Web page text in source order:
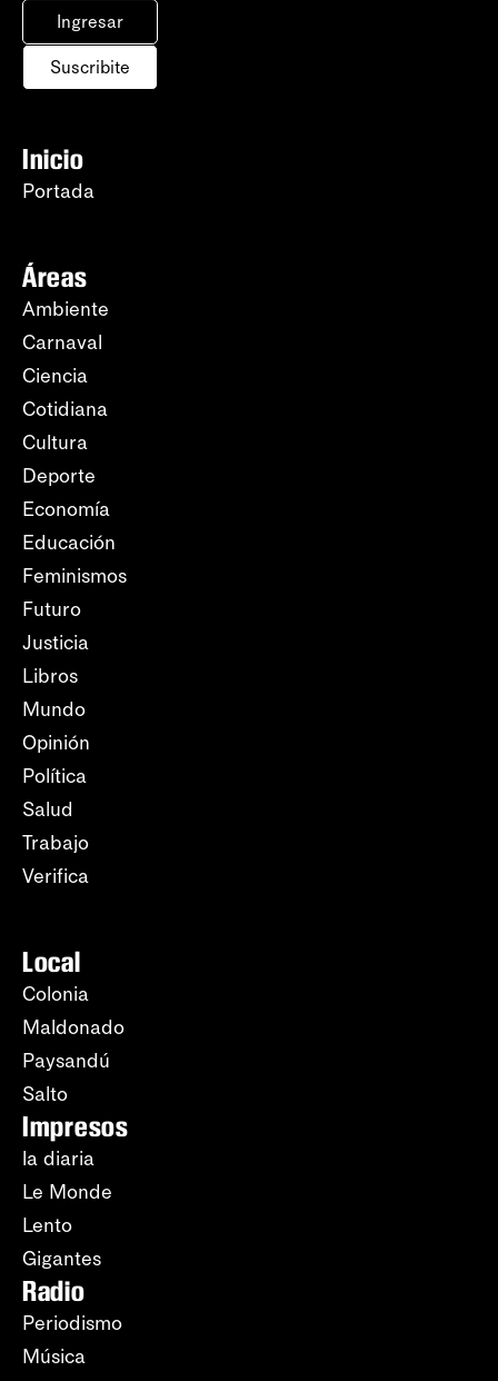
Ingresar
Suscribite
Inicio
Portada
Áreas
Ambiente
Carnaval
Ciencia
Cotidiana
Cultura
Deporte
Economía
Educación
Feminismos
Futuro
Justicia
Libros
Mundo
Opinión
Política
Salud
Trabajo
Verifica
Local
Colonia
Maldonado
Paysandú
Salto
Impresos
la diaria
Le Monde
Lento
Gigantes
Radio
Periodismo
Música